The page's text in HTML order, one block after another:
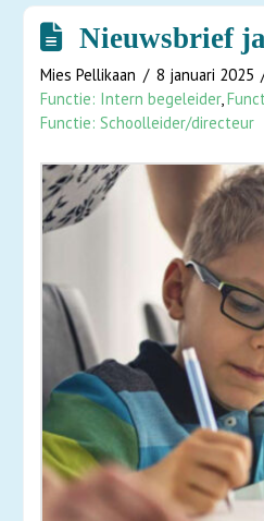
Nieuwsbrief
Mies Pellikaan
8 januari 2025
Functie: Intern begeleider,
Functie: Schoolleider/directeur